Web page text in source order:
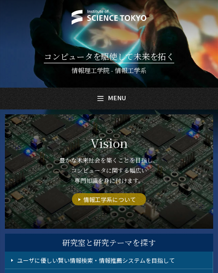
コンピュータを駆使して未来を拓く
情報理工学院 - 情報工学系
Vision
豊かな未来社会を築くことを目指し、
コンピュータに関する幅広い
専門知識を身に付けます。
情報工学系について
研究室と研究テーマを探す
ユーザに優しい賢い情報検索・情報推薦システムを目指して
MENU
日本語 English
トップページ
Top Page
情報工学系について
About Us
教育
Education
教員・研究室
Faculty and Laboratories
未来
Future